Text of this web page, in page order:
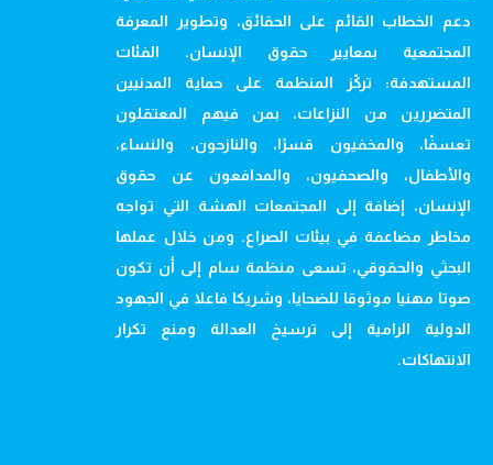
دعم الخطاب القائم على الحقائق، وتطوير المعرفة
المجتمعية بمعايير حقوق الإنسان. الفئات
المستهدفة: تركّز المنظمة على حماية المدنيين
المتضررين من النزاعات، بمن فيهم المعتقلون
تعسفًا، والمخفيون قسرًا، والنازحون، والنساء،
والأطفال، والصحفيون، والمدافعون عن حقوق
الإنسان، إضافة إلى المجتمعات الهشة التي تواجه
مخاطر مضاعفة في بيئات الصراع. ومن خلال عملها
البحثي والحقوقي، تسعى منظمة سام إلى أن تكون
صوتا مهنيا موثوقا للضحايا، وشريكا فاعلا في الجهود
الدولية الرامية إلى ترسيخ العدالة ومنع تكرار
الانتهاكات.